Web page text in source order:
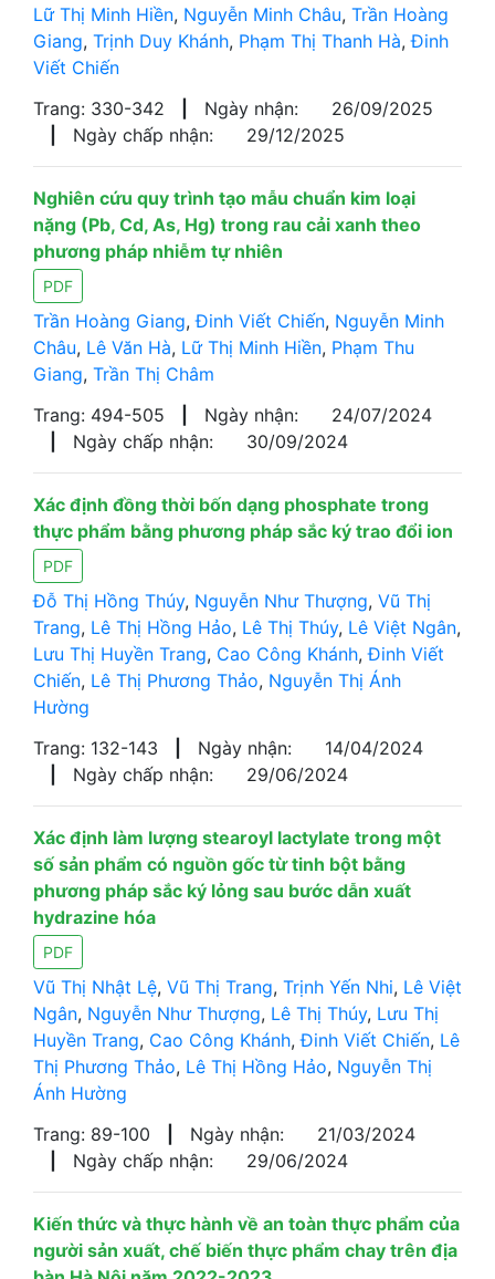
Lữ Thị Minh Hiền, Nguyễn Minh Châu, Trần Hoàng
Giang, Trịnh Duy Khánh, Phạm Thị Thanh Hà,Đinh
Viết Chiến
Trang: 330-342
Ngày nhận:
26/09/2025
Ngày chấp nhận: 29/12/2025
Nghiên cứu quy trình tạo mẫu chuẩn kim loại
nặng (Pb, Cd, As, Hg) trong rau cải xanh theo
phương pháp nhiễm tự nhiên
PDF
Trần Hoàng Giang,Đinh Viết Chiến, Nguyễn Minh
Châu, Lê Văn Hà, Lữ Thị Minh Hiền, Phạm Thu
Giang, Trần Thị Châm
Trang: 494-505
Ngày nhận:
24/07/2024
Ngày chấp nhận: 30/09/2024
Xác định đồng thời bốn dạng phosphate trong
thực phẩm bằng phương pháp sắc ký trao đổi ion
PDF
Đỗ Thị Hồng Thúy, Nguyễn Như Thượng, Vũ Thị
Trang, Lê Thị Hồng Hảo, Lê Thị Thúy, Lê Việt Ngân,
Lưu Thị Huyền Trang, Cao Công Khánh,Đinh Viết
Chiến, Lê Thị Phương Thảo, Nguyễn Thị Ánh
Hường
Trang: 132-143
Ngày nhận:
14/04/2024
Ngày chấp nhận: 29/06/2024
Xác định làm lượng stearoyl lactylate trong một
số sản phẩm có nguồn gốc từ tinh bột bằng
phương pháp sắc ký lỏng sau bước dẫn xuất
hydrazine hóa
PDF
Vũ Thị Nhật Lệ, Vũ Thị Trang, Trịnh Yến Nhi, Lê Việt
Ngân, Nguyễn Như Thượng, Lê Thị Thúy, Lưu Thị
Huyền Trang, Cao Công Khánh,Đinh Viết Chiến, Lê
Thị Phương Thảo, Lê Thị Hồng Hảo, Nguyễn Thị
Ánh Hường
Trang: 89-100
Ngày nhận:
21/03/2024
Ngày chấp nhận: 29/06/2024
Kiến thức và thực hành về an toàn thực phẩm của
người sản xuất, chế biến thực phẩm chay trên địa